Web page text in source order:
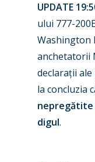
UPDATE
ului 777-
Washington
anchetatorii
declarații
la concluzia
nepregătite
digul.